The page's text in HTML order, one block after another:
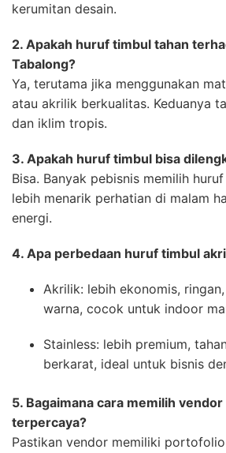
kerumitan desain.
2. Apakah huruf timbul tahan
Tabalong?
Ya, terutama jika menggunakan
atau akrilik berkualitas. Keduanya
dan iklim tropis.
3. Apakah huruf timbul bisa
Bisa. Banyak pebisnis memilih
lebih menarik perhatian di malam
energi.
4. Apa perbedaan huruf timbul
Akrilik: lebih ekonomis,
warna, cocok untuk indoor
Stainless: lebih premium,
berkarat, ideal untuk bisnis
5. Bagaimana cara memilih
terpercaya?
Pastikan vendor memiliki